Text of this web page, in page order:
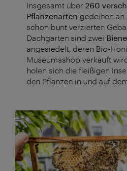
Insgesamt über 260
Pflanzenarten gedeihen an
schon bunt verzierten
Dachgarten sind zwei
angesiedelt, deren Bio-
Museumsshop verkauft
holen sich die fleißigen
den Pflanzen in und auf